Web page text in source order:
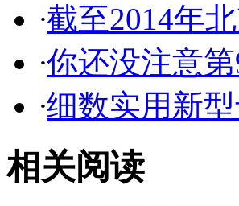
·截至2014年
·你还没注意
·细数实用新
相关阅读